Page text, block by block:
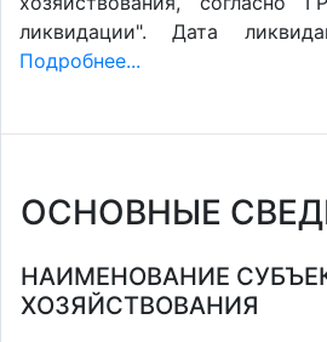
ликвидации". Дата
Подробнее...
ОСНОВНЫЕ
НАИМЕНОВАНИЕ
ХОЗЯЙСТВОВАНИЯ